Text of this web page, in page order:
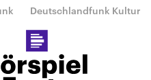
Deutschlandfunk Kultur